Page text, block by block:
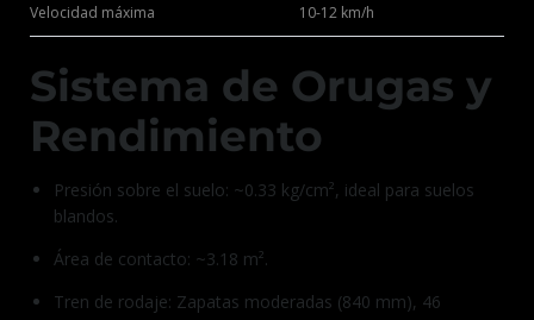
Velocidad máxima 10-12 km/h
Sistema de Orugas y
Rendimiento
Presión sobre el suelo: ~0.33 kg/cm², ideal para suelos
blandos.
Área de contacto: ~3.18 m².
Tren de rodaje: Zapatas moderadas (840 mm), 46